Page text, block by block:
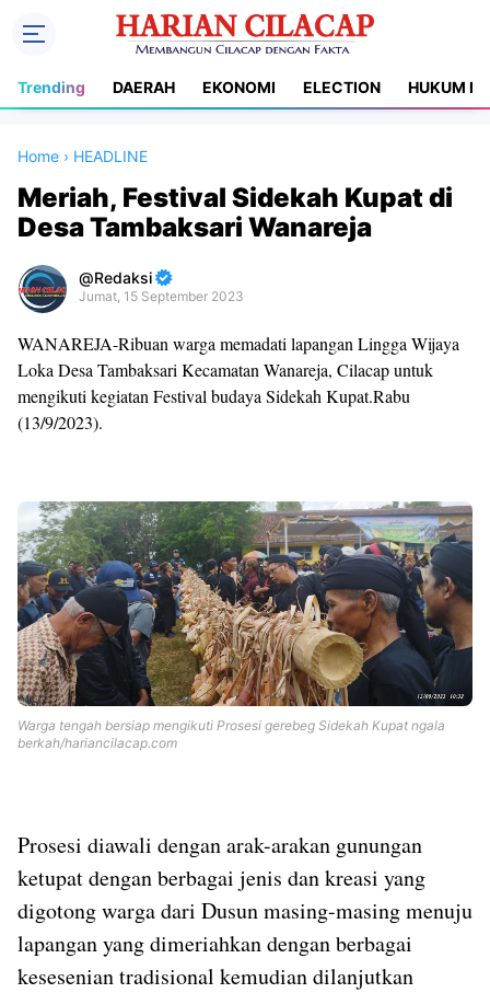
Trending DAERAH EKONOMI ELECTION HUKUM
Home › HEADLINE
Meriah, Festival Sidekah Kupat di
Desa Tambaksari Wanareja
Redaksi
Jumat, 15 September 2023
Premium
By
Raushan
Design
With
WANAREJA-Ribuan warga memadati lapangan Lingga Wijaya
Loka Desa Tambaksari Kecamatan Wanareja, Cilacap untuk
mengikuti kegiatan Festival budaya Sidekah Kupat.Rabu
(13/9/2023).
Warga tengah bersiap mengikuti Prosesi gerebeg Sidekah Kupat ngala
berkah/hariancilacap.com
Prosesi diawali dengan arak-arakan gunungan
ketupat dengan berbagai jenis dan kreasi yang
digotong warga dari Dusun masing-masing menuju
lapangan yang dimeriahkan dengan berbagai
kesesenian tradisional kemudian dilanjutkan